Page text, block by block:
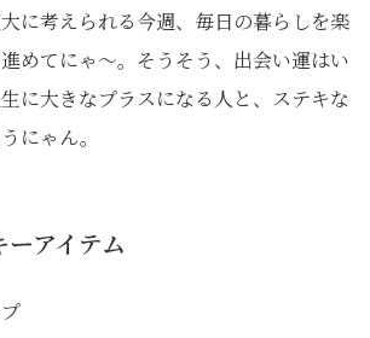
に考えられる今週、毎日の暮らしを楽
めてにゃ～。そうそう、出会い運はい
に大きなプラスになる人と、ステキな
にゃん。
アイテム